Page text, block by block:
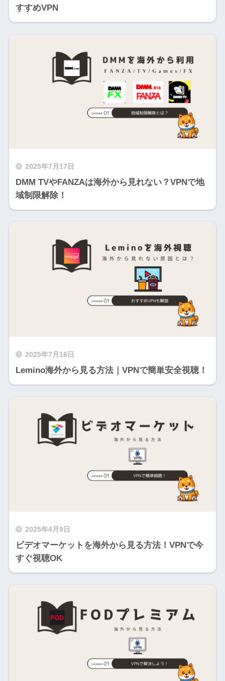
すすめVPN
2025年7月17日
DMM TVやFANZAは海外から見れない？VPNで地
域制限解除！
2025年7月16日
Lemino海外から見る方法｜VPNで簡単安全視聴！
2025年4月9日
ビデオマーケットを海外から見る方法！VPNで今
すぐ視聴OK